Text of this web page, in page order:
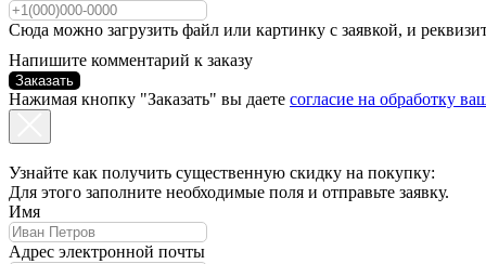
Сюда можно загрузить файл или картинку с заявкой, и
Напишите комментарий к заказу
Заказать
Нажимая кнопку "Заказать" вы даете согласие на обработку
Узнайте как получить существенную скидку на покупку:
Для этого заполните необходимые поля и отправьте заявку.
Имя
Адрес электронной почты